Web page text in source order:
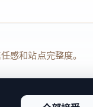
感和站点完整度。